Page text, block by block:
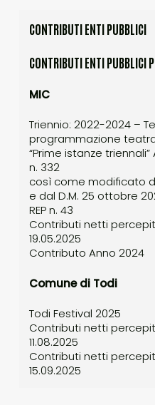
CONTRIBUTI ENTI PUBBLICI
CONTRIBUTI ENTI PUBBLICI
MIC
Triennio: 2022-2024 –
programmazione
“Prime istanze triennali”
n. 332
così come modificato
e dal D.M. 25 ottobre
REP n. 43
Contributi netti
19.05.2025
Contributo Anno 2024
Comune di Todi
Todi Festival 2025
Contributi netti
11.08.2025
Contributi netti
15.09.2025